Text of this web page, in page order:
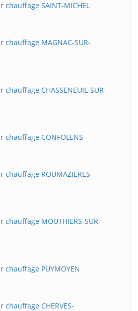
chauffage SAINT-MICHEL
chauffage MAGNAC-SUR-
CHASSENEUIL-SUR-
CONFOLENS
ROUMAZIERES-
MOUTHIERS-SUR-
chauffage PUYMOYEN
CHERVES-